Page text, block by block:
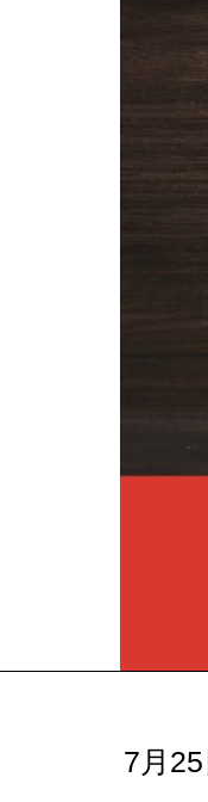
7月